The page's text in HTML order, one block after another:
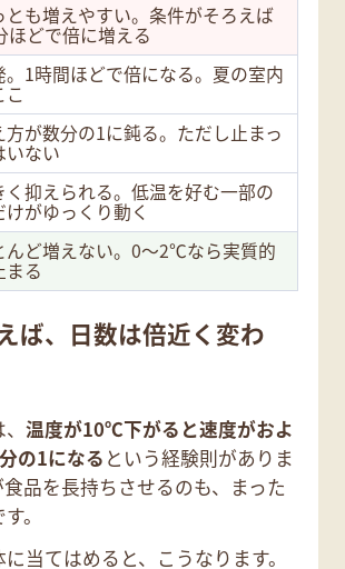
とも増えやすい。条件がそろえば
ほどで倍に増える
。1時間ほどで倍になる。夏の室内
こ
方が数分の1に鈍る。ただし止まっ
いない
く抑えられる。低温を好む一部の
けがゆっくり動く
んど増えない。0〜2℃なら実質的
まる
ば、日数は倍近く変わ
温度が10℃下がると速度がおよ
の1になる という経験則がありま
品を長持ちさせるのも、まった
。
当てはめると、こうなります。